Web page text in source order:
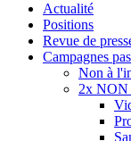
Actualité
Positions
Revue de
Campagnes
Non à
2x NON